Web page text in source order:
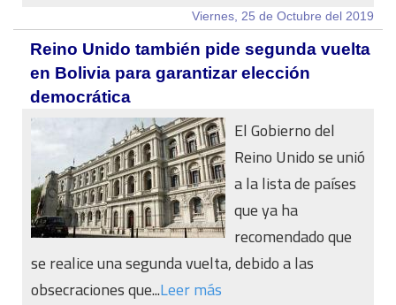
Viernes, 25 de Octubre del 2019
Reino Unido también pide segunda vuelta
en Bolivia para garantizar elección
democrática
El Gobierno del
Reino Unido se unió
a la lista de países
que ya ha
recomendado que
se realice una segunda vuelta, debido a las
obsecraciones que...Leer más